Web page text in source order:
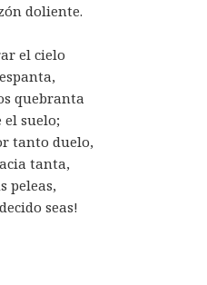
doliente.
el cielo
quebranta
suelo;
tanto duelo,
tanta,
peleas,
seas!